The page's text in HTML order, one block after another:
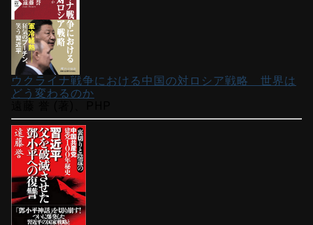
ウクライナ戦争における中国の対ロシア戦略 世界は
どう変わるのか